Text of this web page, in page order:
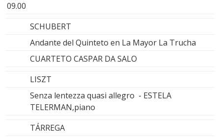
09.00
SCHUBERT
Andante del Quinteto en La Mayor La Trucha
CUARTETO CASPAR DA SALO
LISZT
Senza lentezza quasi allegro - ESTELA
TELERMAN,piano
TÁRREGA